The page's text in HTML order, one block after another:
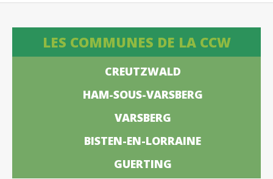
LES COMMUNES DE LA CCW
CREUTZWALD
HAM-SOUS-VARSBERG
VARSBERG
BISTEN-EN-LORRAINE
GUERTING